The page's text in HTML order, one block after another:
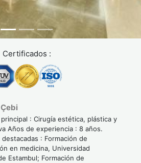
trabajo
Ligeramente más
y
Correcciones
en casos
Sí, junto al
implante
Certificados :
principal : Cirugía estética, plástica y
Años de experiencia : 8 años.
destacadas : Formación de
en medicina, Universidad
Estambul; Formación de